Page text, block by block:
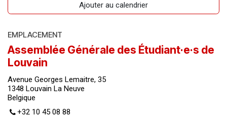
Ajouter au calendrier
EMPLACEMENT
Assemblée Générale des Étudiant·e·s de
Louvain
Avenue Georges Lemaitre, 35
1348 Louvain La Neuve
Belgique
+32 10 45 08 88